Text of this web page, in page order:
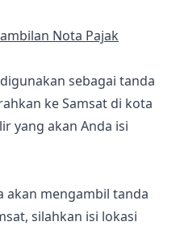
Nota Pajak
sebagai tanda
ke Samsat di kota
yang akan Anda isi
akan mengambil tanda
silahkan isi lokasi